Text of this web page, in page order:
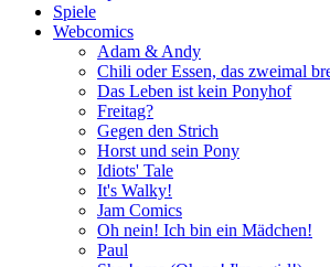
Spiele
Webcomics
Adam & Andy
Chili oder Essen, das zweimal
Das Leben ist kein Ponyhof
Freitag?
Gegen den Strich
Horst und sein Pony
Idiots' Tale
It's Walky!
Jam Comics
Oh nein! Ich bin ein Mädchen!
Paul